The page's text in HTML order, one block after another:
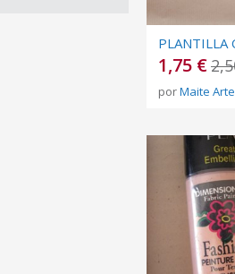
PLANTILLA
1,75 €
porMaite